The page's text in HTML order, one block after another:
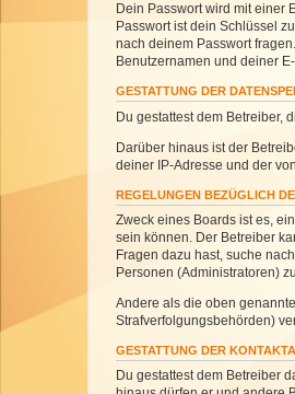
Dein Passwort wird mit einer
Passwort ist dein Schlüssel
nach deinem Passwort
Benutzernamen und deiner
GESTATTUNG DER
Du gestattest dem Betreiber,
Darüber hinaus ist der
deiner IP-Adresse und der
REGELUNGEN BEZÜGLICH
Zweck eines Boards ist es,
sein können. Der Betreiber
Fragen dazu hast, suche
Personen (Administratoren)
Andere als die oben
Strafverfolgungsbehörden)
GESTATTUNG DER
Du gestattest dem Betreiber